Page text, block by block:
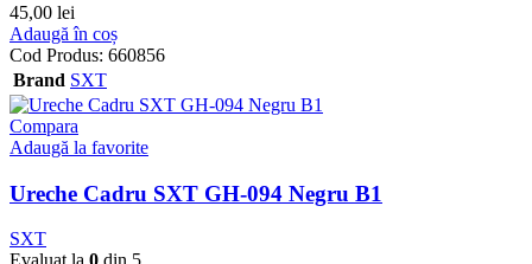
45,00 lei
Adaugă în coș
Cod Produs: 660856
Brand SXT
Compara
Adaugă la favorite
Ureche Cadru SXT GH-094 Negru B1
SXT